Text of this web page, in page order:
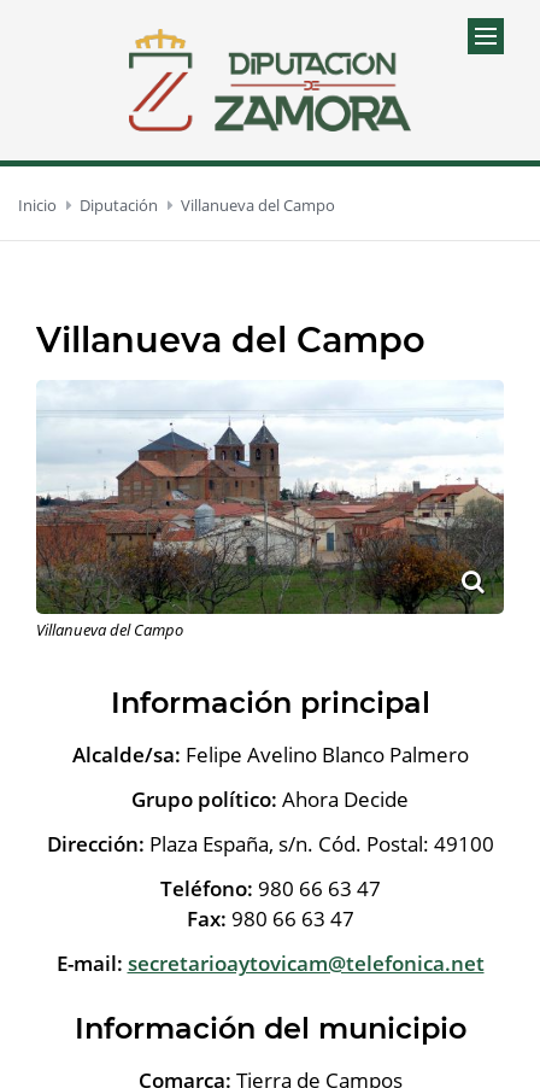
Inicio Diputación Villanueva del Campo
Villanueva del Campo
Villanueva del Campo
Información principal
Alcalde/sa: Felipe Avelino Blanco Palmero
Grupo político: Ahora Decide
Dirección: Plaza España, s/n. Cód. Postal: 49100
Teléfono: 980 66 63 47
Fax: 980 66 63 47
E-mail: secretarioaytovicam@telefonica.net
Información del municipio
Comarca: Tierra de Campos